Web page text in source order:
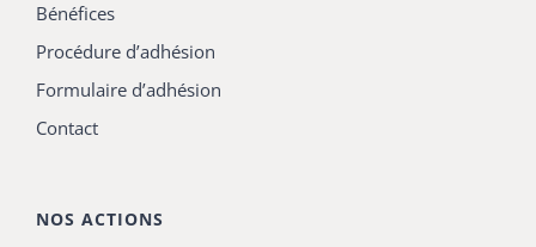
Bénéfices
Procédure d’adhésion
Formulaire d’adhésion
Contact
NOS ACTIONS